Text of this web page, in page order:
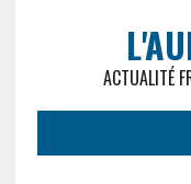
ACTUALITÉ